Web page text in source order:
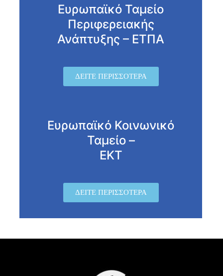
Ευρωπαϊκό Ταμείο
Περιφερειακής
Ανάπτυξης – ΕΤΠΑ
ΔΕΊΤΕ ΠΕΡΙΣΣΌΤΕΡΑ
Ευρωπαϊκό Κοινωνικό
Ταμείο –
ΕΚΤ
ΔΕΊΤΕ ΠΕΡΙΣΣΌΤΕΡΑ